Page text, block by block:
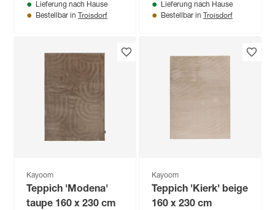
Lieferung nach Hause
Bestellbar in Troisdorf
Lieferung nach Hause
Bestellbar in Troisdorf
Kayoom
Teppich 'Modena'
taupe 160 x 230 cm
Kayoom
Teppich 'Kierk' beige
160 x 230 cm